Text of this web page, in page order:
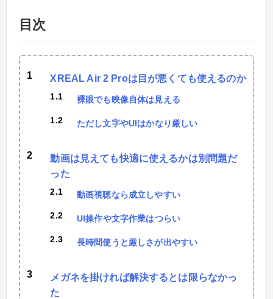
目次
XREAL Air 2 Proは目が悪くても使えるのか
裸眼でも映像自体は見える
ただし文字やUIはかなり厳しい
動画は見えても快適に使えるかは別問題だ
った
動画視聴なら成立しやすい
UI操作や文字作業はつらい
長時間使うと厳しさが出やすい
メガネを掛ければ解決するとは限らなかっ
た